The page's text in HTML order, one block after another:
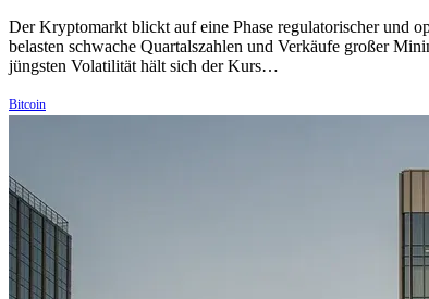
Der Kryptomarkt blickt auf eine Phase regulatorischer und
belasten schwache Quartalszahlen und Verkäufe großer
jüngsten Volatilität hält sich der Kurs…
Bitcoin